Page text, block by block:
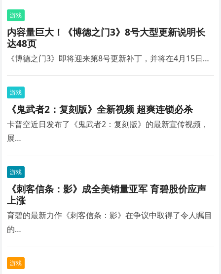
游戏
内容量巨大！《博德之门3》8号大型更新说明长
达48页
《博德之门3》即将迎来第8号更新补丁，并将在4月15日…
游戏
《鬼武者2：复刻版》全新视频 超爽连锁必杀
卡普空近日发布了《鬼武者2：复刻版》的最新宣传视频，
展…
游戏
《刺客信条：影》成全美销量亚军 育碧股价应声
上涨
育碧的最新力作《刺客信条：影》在争议中取得了令人瞩目
的…
游戏